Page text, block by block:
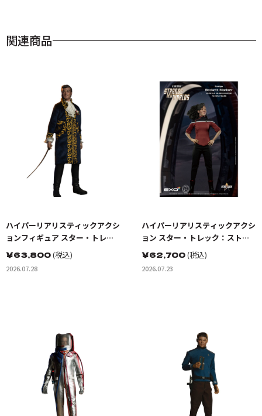
関連商品
ハイパーリアリスティックアクシ
ョンフィギュア スター・トレッ
ク:宇宙大作戦 ゴトス星の怪人 ト
レレイン
￥63,800(税込)
2026.07.28
ハイパーリアリスティックアクシ
ョン スター・トレック：ストレ
ンジ・ニュー・ワールド ベケッ
トマリナー少尉
￥62,700(税込)
2026.07.23